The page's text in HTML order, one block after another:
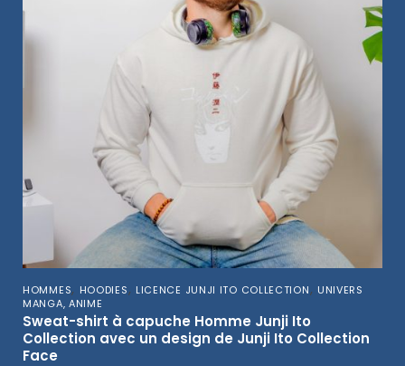
HOMMES, HOODIES, LICENCE JUNJI ITO COLLECTION, UNIVERS
MANGA, ANIME
Sweat-shirt à capuche Homme Junji Ito
Collection avec un design de Junji Ito Collection
Face